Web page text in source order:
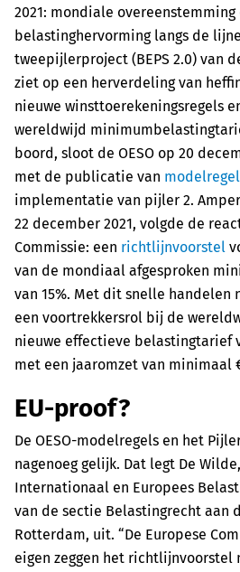
2021: mondiale
belastinghervorming langs de
tweepijlerproject (BEPS 2.0) van
ziet op een herverdeling van
nieuwe winsttoerekeningsregels
wereldwijd
boord, sloot de OESO op 20
met de publicatie van
implementatie van pijler 2.
22 december 2021, volgde de
Commissie: een richtlijnvoorstel
van de mondiaal afgesproken
van 15%. Met dit snelle handelen
een voortrekkersrol bij de
nieuwe effectieve belastingtarief
met een jaaromzet van minimaal
EU-proof?
De OESO-modelregels en het
nagenoeg gelijk. Dat legt De
Internationaal en Europees
van de sectie Belastingrecht aan
Rotterdam, uit. “De Europese
eigen zeggen het richtlijnvoorstel